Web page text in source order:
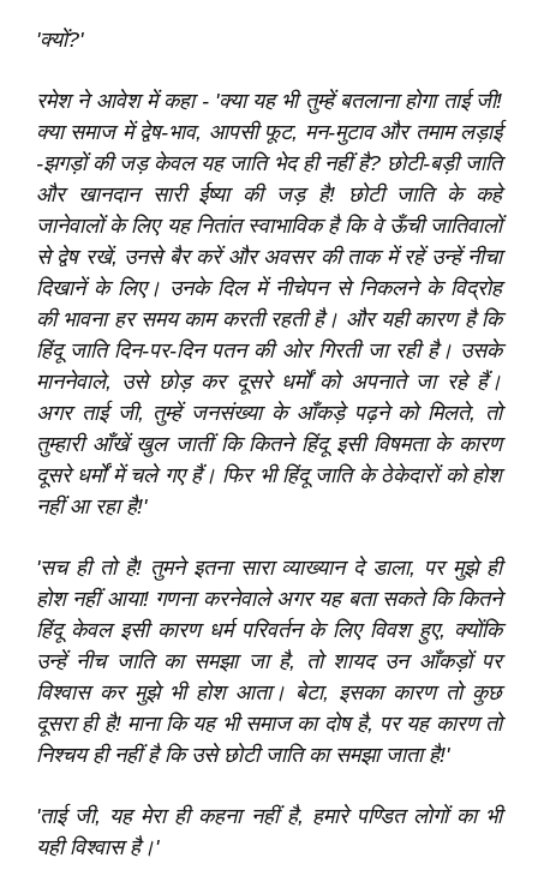
'क्यों?'
रमेश ने आवेश में कहा - 'क्या यह भी तुम्हें बतलाना होगा ताई जी!
क्या समाज में द्वेष-भाव, आपसी फूट, मन-मुटाव और तमाम लड़ाई
-झगड़ों की जड़ केवल यह जाति भेद ही नहीं है? छोटी-बड़ी जाति
और खानदान सारी र्ईष्या की जड़ है! छोटी जाति के कहे
जानेवालों के लिए यह नितांत स्वाभाविक है कि वे ऊँची जातिवालों
से द्वेष रखें, उनसे बैर करें और अवसर की ताक में रहें उन्हें नीचा
दिखानें के लिए। उनके दिल में नीचेपन से निकलने के विद्रोह
की भावना हर समय काम करती रहती है। और यही कारण है कि
हिंदू जाति दिन-पर-दिन पतन की ओर गिरती जा रही है। उसके
माननेवाले, उसे छोड़ कर दूसरे धर्मों को अपनाते जा रहे हैं।
अगर ताई जी, तुम्हें जनसंख्या के आँकड़े पढ़ने को मिलते, तो
तुम्हारी आँखें खुल जातीं कि कितने हिंदू इसी विषमता के कारण
दूसरे धर्मों में चले गए हैं। फिर भी हिंदू जाति के ठेकेदारों को होश
नहीं आ रहा है!'
'सच ही तो है! तुमने इतना सारा व्याख्यान दे डाला, पर मुझे ही
होश नहीं आया! गणना करनेवाले अगर यह बता सकते कि कितने
हिंदू केवल इसी कारण धर्म परिवर्तन के लिए विवश हुए, क्योंकि
उन्हें नीच जाति का समझा जा है, तो शायद उन आँकड़ों पर
विश्‍वास कर मुझे भी होश आता। बेटा, इसका कारण तो कुछ
दूसरा ही है! माना कि यह भी समाज का दोष है, पर यह कारण तो
निश्‍चय ही नहीं है कि उसे छोटी जाति का समझा जाता है!'
'ताई जी, यह मेरा ही कहना नहीं है, हमारे पण्डित लोगों का भी
यही विश्‍वास है।'